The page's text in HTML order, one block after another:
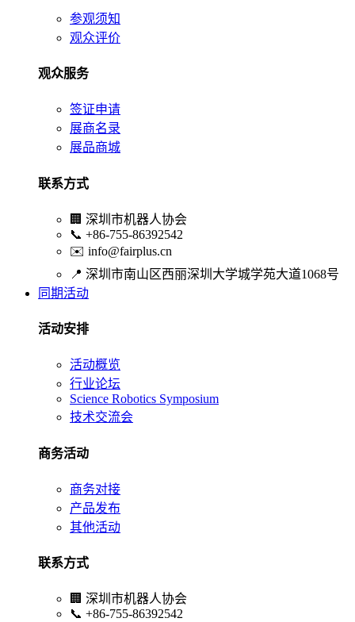
参观须知
观众评价
观众服务
签证申请
展商名录
展品商城
联系方式
🏢 深圳市机器人协会
📞 +86-755-86392542
✉️ info@fairplus.cn
📍 深圳市南山区西丽深圳大学城学苑大道1068号
同期活动
活动安排
活动概览
行业论坛
Science Robotics Symposium
技术交流会
商务活动
商务对接
产品发布
其他活动
联系方式
🏢 深圳市机器人协会
📞 +86-755-86392542